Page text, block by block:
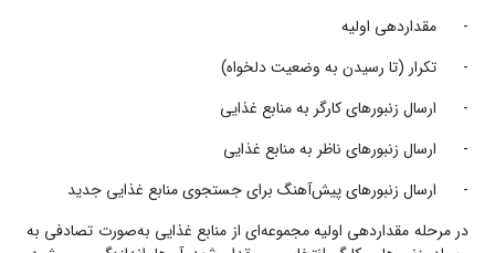
- مقداردهی اولیه
- تکرار (تا رسیدن به وضعیت دلخواه)
- ارسال زنبور‌های کارگر به منابع غذایی
- ارسال زنبور‌های ناظر به منابع غذایی
- ارسال زنبور‌های پیش‌آهنگ برای جستجوی منابع غذایی جدید
در مرحله‌ مقداردهی اولیه مجموعه‌ای از منابع غذایی به‌صورت تصادفی به